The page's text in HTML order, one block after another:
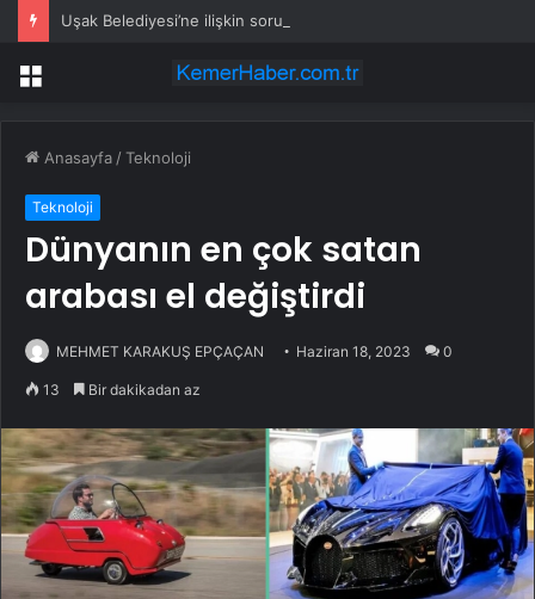
Menü
Anasayfa /Teknoloji
Teknoloji
Dünyanın en çok satan
arabası el değiştirdi
MEHMET KARAKUŞ EPÇAÇAN Haziran 18, 2023 0
13 Bir dakikadan az